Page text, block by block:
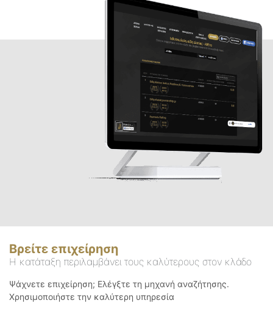
Βρείτε επιχείρηση
Η κατάταξη περιλαμβάνει τους καλύτερους στον κλάδο
Ψάχνετε επιχείρηση; Ελέγξτε τη μηχανή αναζήτησης.
Χρησιμοποιήστε την καλύτερη υπηρεσία